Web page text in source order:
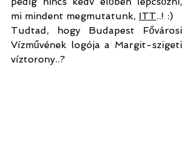
mi mindent megmutatunk, ITT..! :)
Tudtad, hogy Budapest Fővárosi
Vízművének logója a Margit-szigeti
víztorony..?